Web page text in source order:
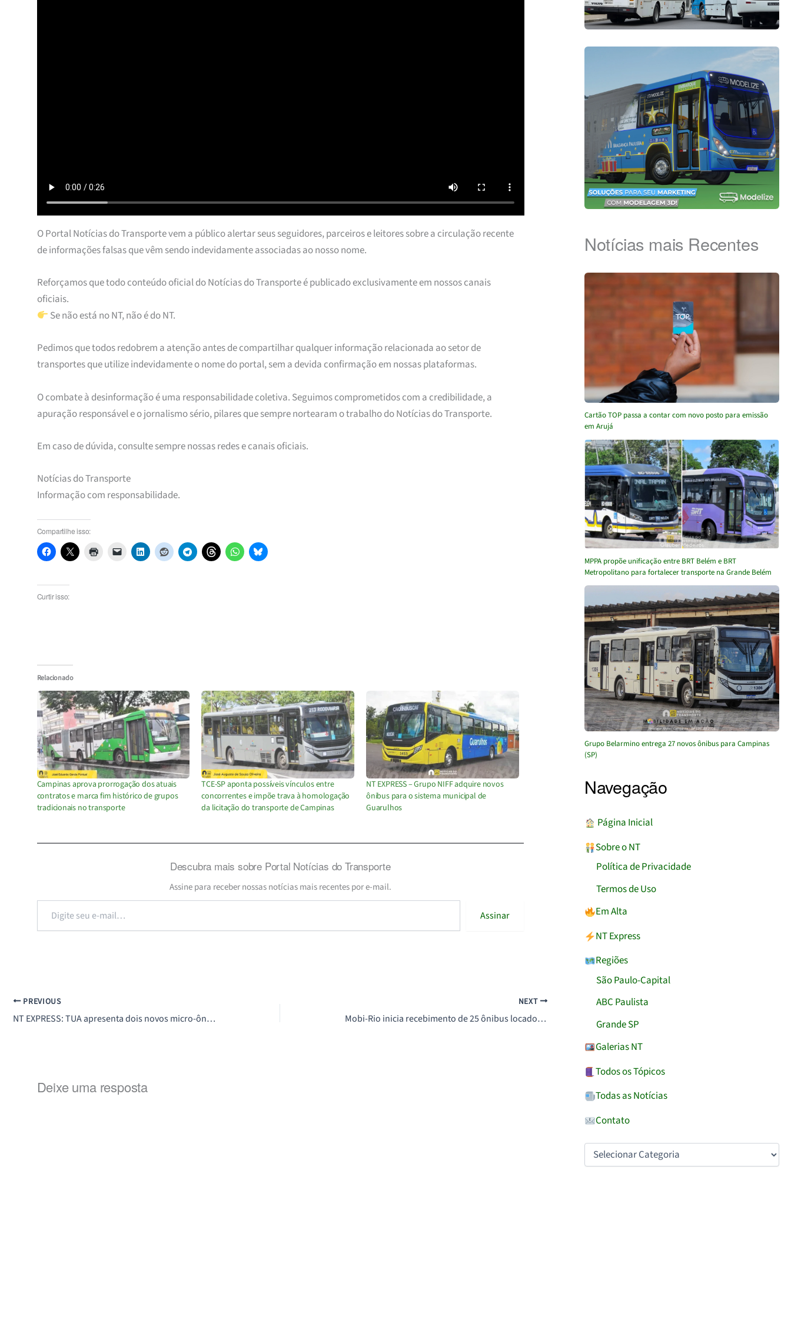
O Portal Notícias do Transporte vem a público alertar seus seguidores, parceiros e leitores sobre a circulação recente
de informações falsas que vêm sendo indevidamente associadas ao nosso nome.
Reforçamos que todo conteúdo oficial do Notícias do Transporte é publicado exclusivamente em nossos canais
oficiais.
Se não está no NT, não é do NT.
Pedimos que todos redobrem a atenção antes de compartilhar qualquer informação relacionada ao setor de
transportes que utilize indevidamente o nome do portal, sem a devida confirmação em nossas plataformas.
O combate à desinformação é uma responsabilidade coletiva. Seguimos comprometidos com a credibilidade, a
apuração responsável e o jornalismo sério, pilares que sempre nortearam o trabalho do Notícias do Transporte.
Em caso de dúvida, consulte sempre nossas redes e canais oficiais.
Notícias do Transporte
Informação com responsabilidade.
Compartilhe isso:
Curtir isso:
Relacionado
Campinas aprova prorrogação dos atuais
contratos e marca fim histórico de grupos
tradicionais no transporte
TCE-SP aponta possíveis vínculos entre
concorrentes e impõe trava à homologação
da licitação do transporte de Campinas
NT EXPRESS – Grupo NIFF adquire novos
ônibus para o sistema municipal de
Guarulhos
Descubra mais sobre Portal Notícias do Transporte
Assine para receber nossas notícias mais recentes por e-mail.
e-
Assinar
PREVIOUS
NT EXPRESS: TUA apresenta dois novos micro-ônibus para transporte de Araçatuba (SP)
NEXT
Mobi-Rio inicia recebimento de 25 ônibus locados da CS Brasil para reforçar o BRT
Deixe uma resposta
Notícias mais Recentes
Cartão TOP passa a contar com novo posto para emissão
em Arujá
MPPA propõe unificação entre BRT Belém e BRT
Metropolitano para fortalecer transporte na Grande Belém
Grupo Belarmino entrega 27 novos ônibus para Campinas
(SP)
Navegação
︎ Página Inicial
Sobre o NT
Política de Privacidade
Termos de Uso
Em Alta
NT Express
Regiões
São Paulo-Capital
ABC Paulista
Grande SP
Galerias NT
Todos os Tópicos
Todas as Notícias
Contato